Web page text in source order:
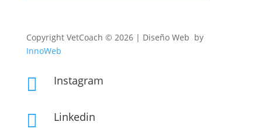
CopyrightVetCoach © 2026 | Diseño Web by
InnoWeb
 Instagram
 Linkedin